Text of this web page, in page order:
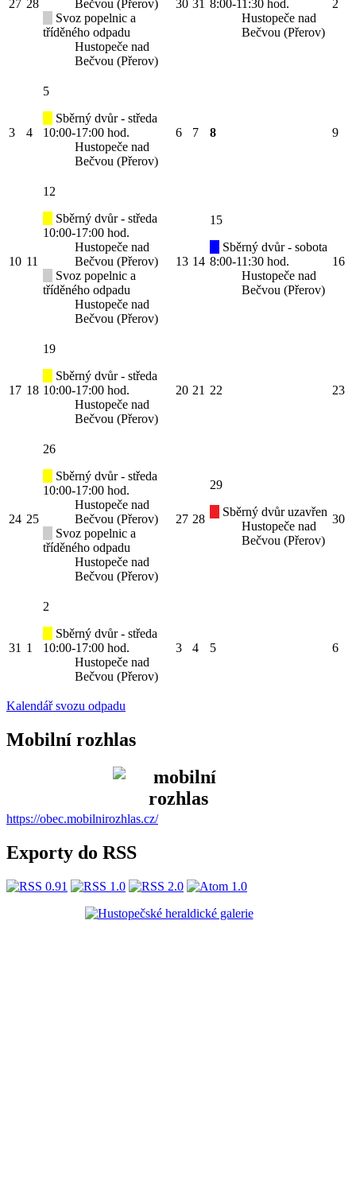
27 28
Bečvou (Přerov)
Svoz popelnic a
tříděného odpadu
Hustopeče nad
Bečvou (Přerov)
30 31 8:00-11:30 hod.
Hustopeče nad
Bečvou (Přerov)
2
3 4
5
Sběrný dvůr - středa
10:00-17:00 hod.
Hustopeče nad
Bečvou (Přerov)
6 7 8 9
10 11
12
Sběrný dvůr - středa
10:00-17:00 hod.
Hustopeče nad
Bečvou (Přerov)
Svoz popelnic a
tříděného odpadu
Hustopeče nad
Bečvou (Přerov)
13 14
15
Sběrný dvůr - sobota
8:00-11:30 hod.
Hustopeče nad
Bečvou (Přerov)
16
17 18
19
Sběrný dvůr - středa
10:00-17:00 hod.
Hustopeče nad
Bečvou (Přerov)
20 21 22 23
24 25
26
Sběrný dvůr - středa
10:00-17:00 hod.
Hustopeče nad
Bečvou (Přerov)
Svoz popelnic a
tříděného odpadu
Hustopeče nad
Bečvou (Přerov)
27 28
29
Sběrný dvůr uzavřen
Hustopeče nad
Bečvou (Přerov)
30
31 1
2
Sběrný dvůr - středa
10:00-17:00 hod.
Hustopeče nad
Bečvou (Přerov)
3 4 5 6
Kalendář svozu odpadu
Mobilní rozhlas
https://obec.mobilnirozhlas.cz/
Exporty do RSS